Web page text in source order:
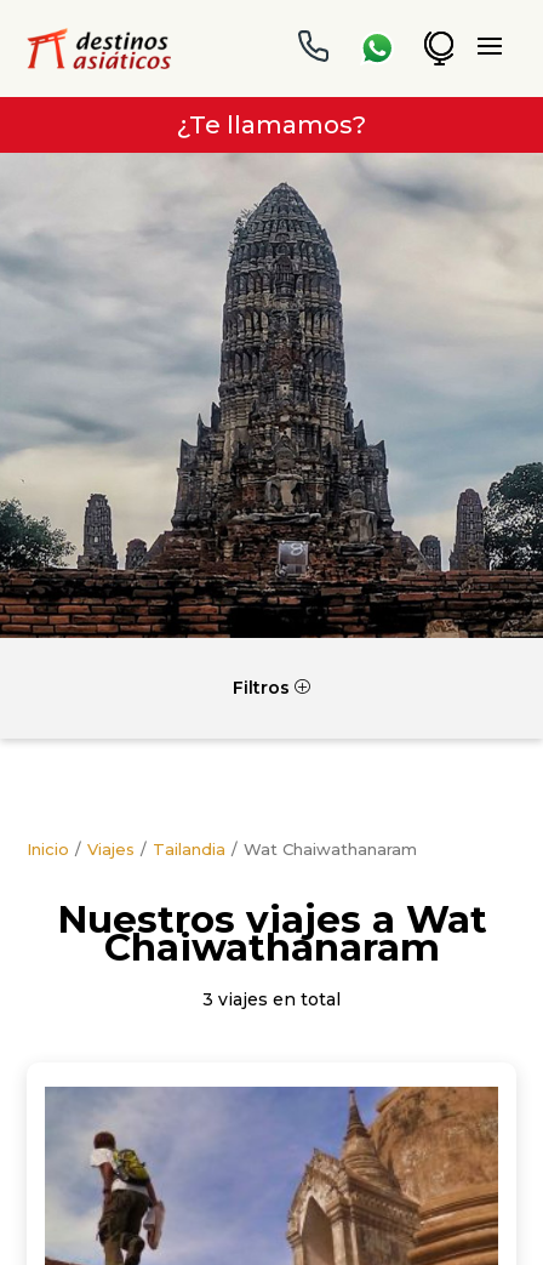
¿Te llamamos?
Filtros P
Inicio Viajes Tailandia Wat Chaiwathanaram
Nuestros viajes a Wat
Chaiwathanaram
3 viajes en total